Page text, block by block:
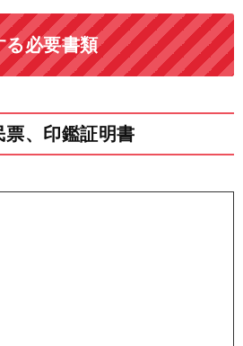
る必要書類
、印鑑証明書